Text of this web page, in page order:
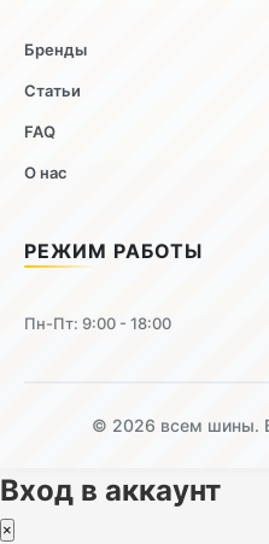
Бренды
Статьи
FAQ
О нас
РЕЖИМ РАБОТЫ
Пн-Пт: 9:00 - 18:00
© 2026 всем шины.
Вход в аккаунт
×